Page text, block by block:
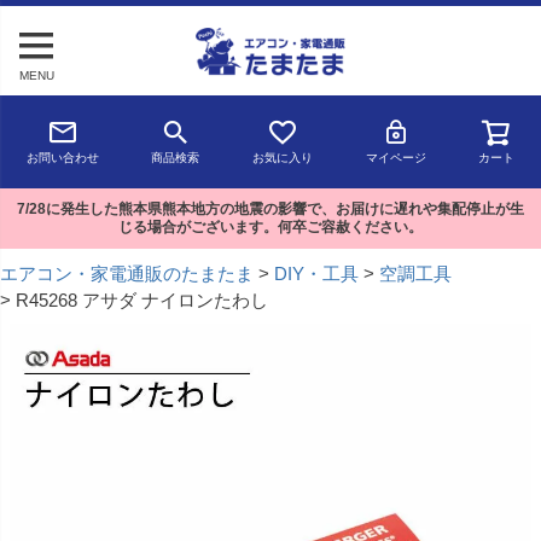
MENU
お問い合わせ 商品検索 お気に入り マイページ カート
7/28に発生した熊本県熊本地方の地震の影響で、お届けに遅れや集配停止が生
じる場合がございます。何卒ご容赦ください。
エアコン・家電通販のたまたま DIY・工具
空調工具
R45268 アサダ ナイロンたわし